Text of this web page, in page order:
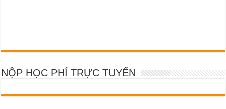
NỘP HỌC PHÍ TRỰC TUYẾN